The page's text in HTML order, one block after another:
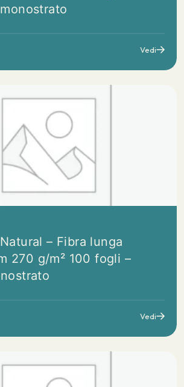
Vedi
– Fibra lunga
270 g/m² 100 fogli –
Vedi